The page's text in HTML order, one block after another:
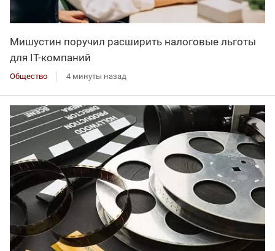
Мишустин поручил расширить налоговые льготы
для IT-компаний
Общество 4 минуты назад